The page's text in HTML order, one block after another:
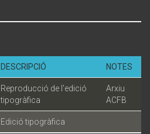
DESCRIPCIÓ NOTES
Reproducció de l'edició
tipogràfica
Arxiu
ACFB
Edició tipogràfica